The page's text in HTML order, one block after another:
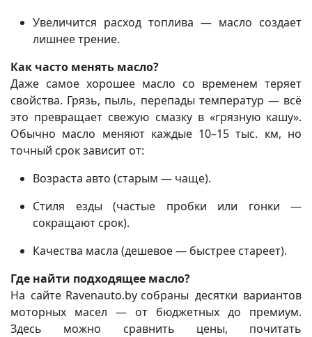
Увеличится расход топлива — масло создает
лишнее трение.
Как часто менять масло?
Даже самое хорошее масло со временем теряет
свойства. Грязь, пыль, перепады температур — всё
это превращает свежую смазку в «грязную кашу».
Обычно масло меняют каждые 10–15 тыс. км, но
точный срок зависит от:
Возраста авто (старым — чаще).
Стиля езды (частые пробки или гонки —
сокращают срок).
Качества масла (дешевое — быстрее стареет).
Где найти подходящее масло?
На сайтеRavenauto.byсобраны десятки вариантов
моторных масел — от бюджетных до премиум.
Здесь можно сравнить цены, почитать